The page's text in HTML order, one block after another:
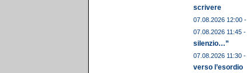
scrivere
07.08.2026 12:00 -
07.08.2026 11:45 -
silenzio…”
07.08.2026 11:30 -
verso l’esordio